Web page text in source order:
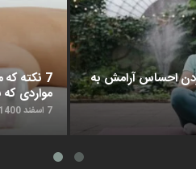
7 نکته
مواردی که
7 اسفند 1400
احساس آرامش به